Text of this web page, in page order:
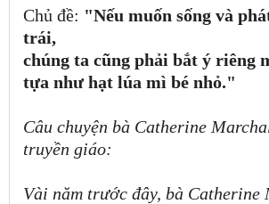
Chủ đề: "Nếu muốn sống và
trái,
chúng ta cũng phải bắt ý riêng
tựa như hạt lúa mì bé nhỏ."
Câu chuyện bà Catherine
truyền giáo:
Vài năm trước đây, bà Catherine